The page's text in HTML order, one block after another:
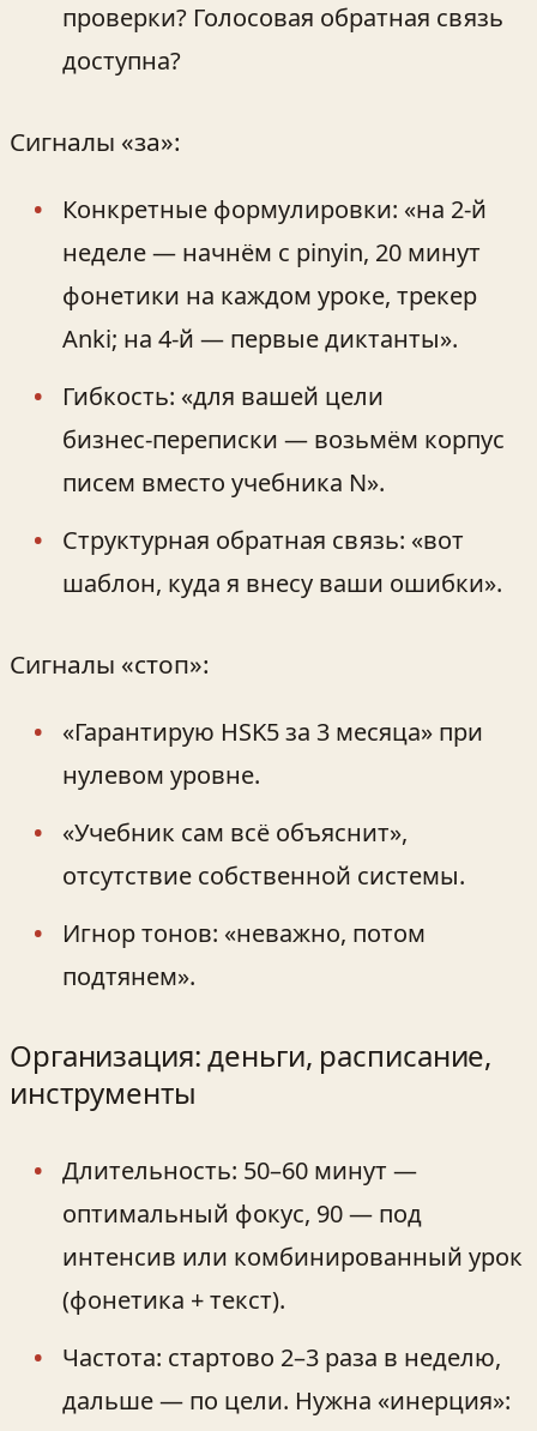
проверки? Голосовая обратная связь
доступна?
Сигналы «за»:
Конкретные формулировки: «на 2‑й
неделе — начнём с pinyin, 20 минут
фонетики на каждом уроке, трекер
Anki; на 4‑й — первые диктанты».
Гибкость: «для вашей цели
бизнес‑переписки — возьмём корпус
писем вместо учебника N».
Структурная обратная связь: «вот
шаблон, куда я внесу ваши ошибки».
Сигналы «стоп»:
«Гарантирую HSK5 за 3 месяца» при
нулевом уровне.
«Учебник сам всё объяснит»,
отсутствие собственной системы.
Игнор тонов: «неважно, потом
подтянем».
Организация: деньги, расписание,
инструменты
Длительность: 50–60 минут —
оптимальный фокус, 90 — под
интенсив или комбинированный урок
(фонетика + текст).
Частота: стартово 2–3 раза в неделю,
дальше — по цели. Нужна «инерция»: